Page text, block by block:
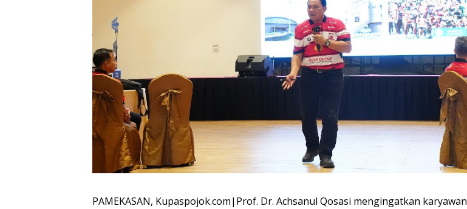
PAMEKASAN, Kupaspojok.com|Prof. Dr. Achsanul Qosasi mengingatkan karyawan